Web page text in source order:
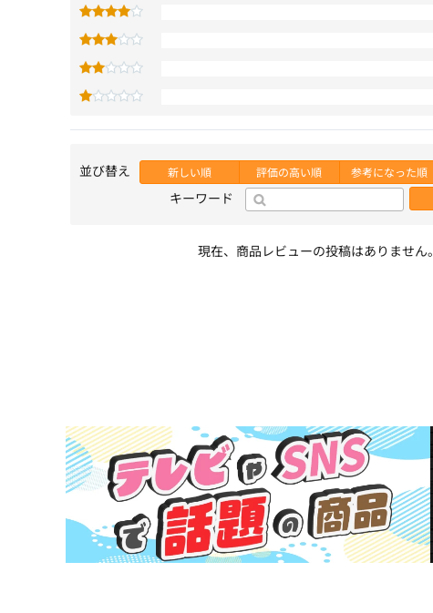
並び替え 新しい順 評価の高い順 参考になった順
キーワード
現在、商品レビューの投稿はありません。